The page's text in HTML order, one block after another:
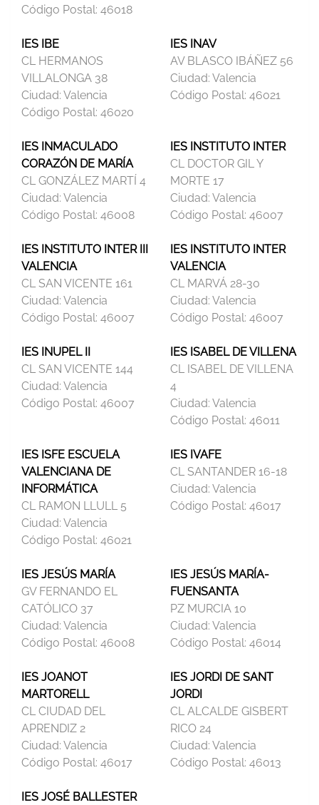
Código Postal: 46018
IES IBE
CL HERMANOS
VILLALONGA 38
Ciudad: Valencia
Código Postal: 46020
IES INAV
AV BLASCO IBÁÑEZ 56
Ciudad: Valencia
Código Postal: 46021
IES INMACULADO
CORAZÓN DE MARÍA
CL GONZÁLEZ MARTÍ 4
Ciudad: Valencia
Código Postal: 46008
IES INSTITUTO INTER
CL DOCTOR GIL Y
MORTE 17
Ciudad: Valencia
Código Postal: 46007
IES INSTITUTO INTER III
VALENCIA
CL SAN VICENTE 161
Ciudad: Valencia
Código Postal: 46007
IES INSTITUTO INTER
VALENCIA
CL MARVÁ 28-30
Ciudad: Valencia
Código Postal: 46007
IES INUPEL II
CL SAN VICENTE 144
Ciudad: Valencia
Código Postal: 46007
IES ISABEL DE VILLENA
CL ISABEL DE VILLENA
4
Ciudad: Valencia
Código Postal: 46011
IES ISFE ESCUELA
VALENCIANA DE
INFORMÁTICA
CL RAMON LLULL 5
Ciudad: Valencia
Código Postal: 46021
IES IVAFE
CL SANTANDER 16-18
Ciudad: Valencia
Código Postal: 46017
IES JESÚS MARÍA
GV FERNANDO EL
CATÓLICO 37
Ciudad: Valencia
Código Postal: 46008
IES JESÚS MARÍA-
FUENSANTA
PZ MURCIA 10
Ciudad: Valencia
Código Postal: 46014
IES JOANOT
MARTORELL
CL CIUDAD DEL
APRENDIZ 2
Ciudad: Valencia
Código Postal: 46017
IES JORDI DE SANT
JORDI
CL ALCALDE GISBERT
RICO 24
Ciudad: Valencia
Código Postal: 46013
IES JOSÉ BALLESTER